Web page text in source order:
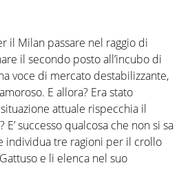
il Milan passare nel raggio di
il secondo posto all’incubo di
voce di mercato destabilizzante,
E allora? Era stato
attuale rispecchia il
successo qualcosa che non si sa
individua tre ragioni per il crollo
e li elenca nel suo